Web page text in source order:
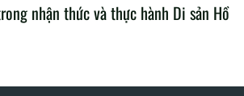
nhận thức và thực hành Di sản Hồ